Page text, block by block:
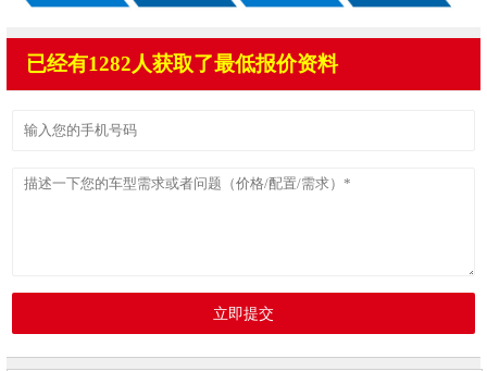
已经有1282人获取了最低报价资料
立即提交